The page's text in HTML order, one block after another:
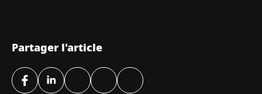
Partager l'article